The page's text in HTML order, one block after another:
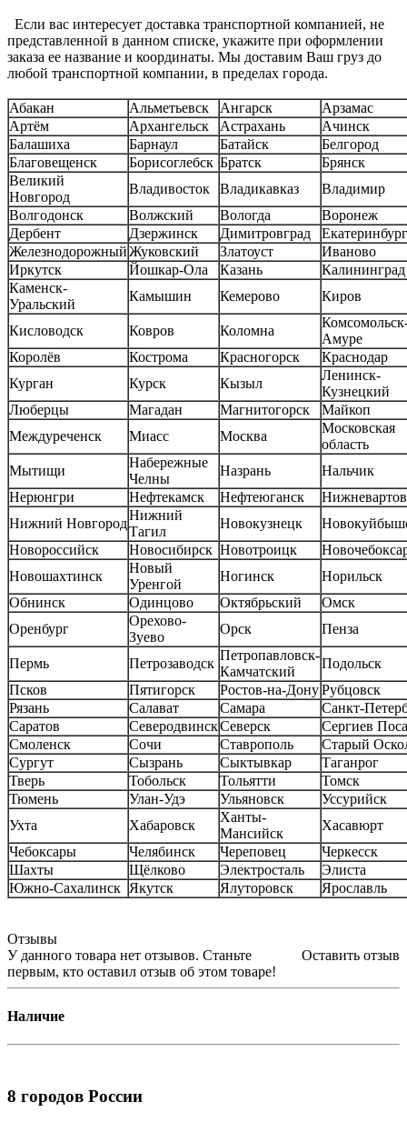
Если вас интересует доставка транспортной компанией, не
представленной в данном списке, укажите при оформлении
заказа ее название и координаты. Мы доставим Ваш груз до
любой транспортной компании, в пределах города.
Абакан Альметьевск Ангарск
Арзамас
Артём
Архангельск Астрахань
Ачинск
Балашиха
Барнаул Батайск
Белгород
Благовещенск
Борисоглебск Братск
Брянск
Великий
Новгород
Владивосток Владикавказ
Владимир
Волгодонск
Волжский Вологда
Воронеж
Дербент
Дзержинск Димитровград
Екатеринбург
ЖелезнодорожныйЖуковский Златоуст
Иваново
Иркутск
Йошкар-Ола Казань
Калининград
Каменск-
Уральский
Камышин Кемерово Киров
Кисловодск Ковров Коломна
Амуре
Королёв
Кострома Красногорск
Краснодар
Курган
Курск Кызыл
Ленинск-
Кузнецкий
Люберцы
Магадан Магнитогорск
Майкоп
Междуреченск
Миасс Москва
Московская
область
Мытищи
Набережные
Челны
Назрань
Нальчик
Нерюнгри
Нефтекамск Нефтеюганск
Нижний Новгород
Нижний
Тагил
Новокузнецк
Новороссийск
Новосибирск Новотроицк
Новошахтинск
Новый
Уренгой
Ногинск
Норильск
Обнинск
Одинцово Октябрьский
Омск
Оренбург
Орехово-
Зуево
Орск Пенза
Пермь Петрозаводск
Петропавловск-
Камчатский
Подольск
Псков
Пятигорск Ростов-на-ДонуРубцовск
Рязань
Салават Самара
Санкт-
Саратов
СеверодвинскСеверск
Сергиев
Смоленск
Сочи Ставрополь
Старый
Сургут
Сызрань Сыктывкар
Таганрог
Тверь
Тобольск Тольятти
Томск
Тюмень
Улан-Удэ Ульяновск
Уссурийск
Ухта
Хабаровск
Ханты-
Мансийск
Хасавюрт
Чебоксары
Челябинск Череповец
Черкесск
Шахты
Щёлково Электросталь
Элиста
Южно-Сахалинск Якутск Ялуторовск Ярославль
Отзывы
Оставить отзыв
У данного товара нет отзывов. Станьте
первым, кто оставил отзыв об этом товаре!
Наличие
8 городов России